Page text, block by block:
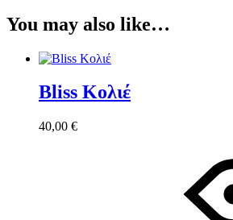
You may also like…
Bliss Κολιέ
40,00 €